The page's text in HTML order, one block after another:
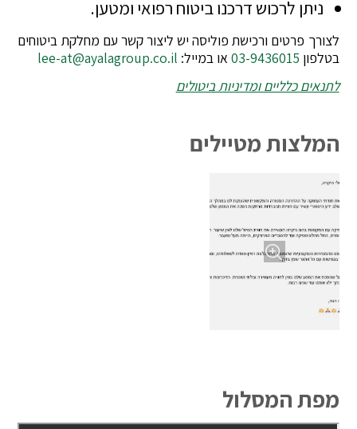
ניתן לרכוש דרכנו ביטוח רפואי ומטען.
לצורך פרטים ורכישת פוליסה יש ליצור קשר עם מחלקת ביטוחים
בטלפון 03-9436015 או במייל: lee-at@ayalagroup.co.il
לתנאים כלליים ומדיניות ביטולים
המלצות מטיילים
מפת המסלול